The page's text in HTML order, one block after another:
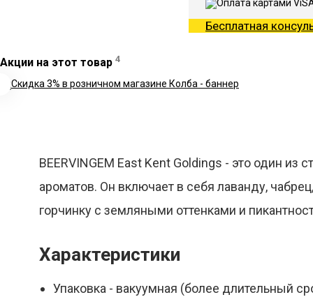
Бесплатная
Акции на этот товар 4
BEERVINGEM East Kent Goldings - это один
ароматов. Он включает в себя лаванду,
горчинку с земляными оттенками и
Характеристики
Упаковка - вакуумная (более длительный